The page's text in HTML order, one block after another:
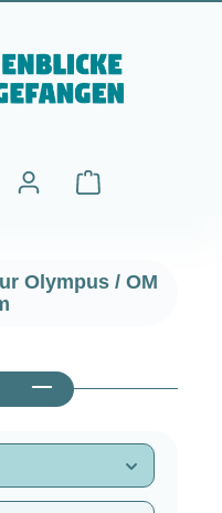
Le panier
Olympus / OM